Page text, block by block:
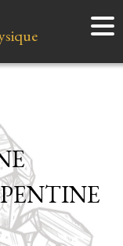
Accueil
Instruments
Liens et ressources